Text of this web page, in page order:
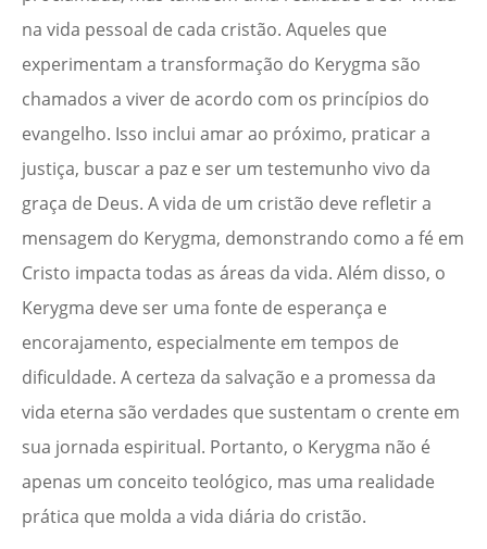
na vida pessoal de cada cristão. Aqueles que
experimentam a transformação do Kerygma são
chamados a viver de acordo com os princípios do
evangelho. Isso inclui amar ao próximo, praticar a
justiça, buscar a paz e ser um testemunho vivo da
graça de Deus. A vida de um cristão deve refletir a
mensagem do Kerygma, demonstrando como a fé em
Cristo impacta todas as áreas da vida. Além disso, o
Kerygma deve ser uma fonte de esperança e
encorajamento, especialmente em tempos de
dificuldade. A certeza da salvação e a promessa da
vida eterna são verdades que sustentam o crente em
sua jornada espiritual. Portanto, o Kerygma não é
apenas um conceito teológico, mas uma realidade
prática que molda a vida diária do cristão.